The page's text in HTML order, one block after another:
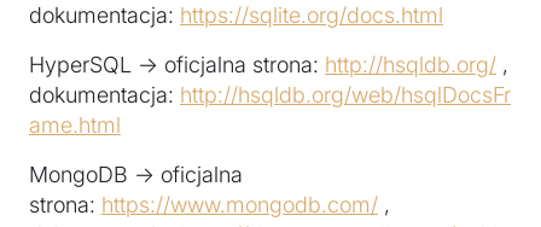
dokumentacja: https://sqlite.org/docs.html
HyperSQL -> oficjalna strona: http://hsqldb.org/ ,
dokumentacja: http://hsqldb.org/web/hsqlDocsFr
ame.html
MongoDB -> oficjalna
strona: https://www.mongodb.com/ ,